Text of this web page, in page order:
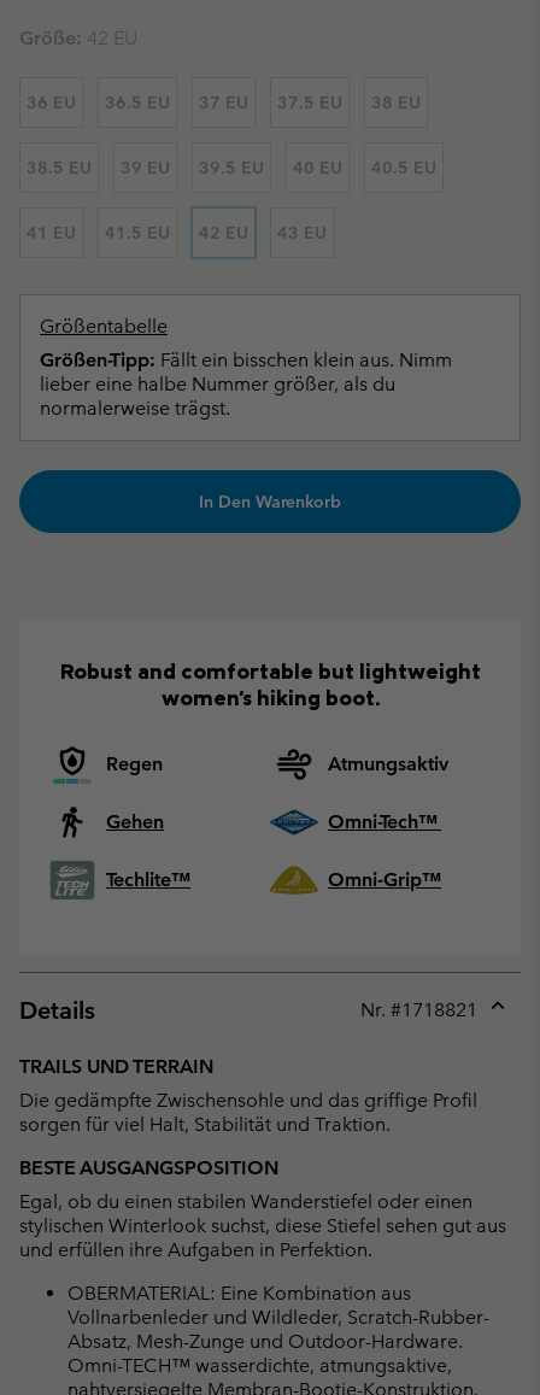
Größe: 42 EU
36 EU 36.5 EU 37 EU 37.5 EU 38 EU
38.5 EU 39 EU 39.5 EU 40 EU 40.5 EU
41 EU 41.5 EU 42 EU 43 EU
Größentabelle
Größen-Tipp: Fällt ein bisschen klein aus. Nimm
lieber eine halbe Nummer größer, als du
normalerweise trägst.
In Den Warenkorb
Robust and comfortable but lightweight
women's hiking boot.
Regen Atmungsaktiv
Gehen Omni-Tech™
Techlite™ Omni-Grip™
Details Nr. #1718821
TRAILS UND TERRAIN
Die gedämpfte Zwischensohle und das griffige Profil
sorgen für viel Halt, Stabilität und Traktion.
BESTE AUSGANGSPOSITION
Egal, ob du einen stabilen Wanderstiefel oder einen
stylischen Winterlook suchst, diese Stiefel sehen gut aus
und erfüllen ihre Aufgaben in Perfektion.
OBERMATERIAL: Eine Kombination aus
Vollnarbenleder und Wildleder, Scratch-Rubber-
Absatz, Mesh-Zunge und Outdoor-Hardware.
Omni-TECH™ wasserdichte, atmungsaktive,
nahtversiegelte Membran-Bootie-Konstruktion.